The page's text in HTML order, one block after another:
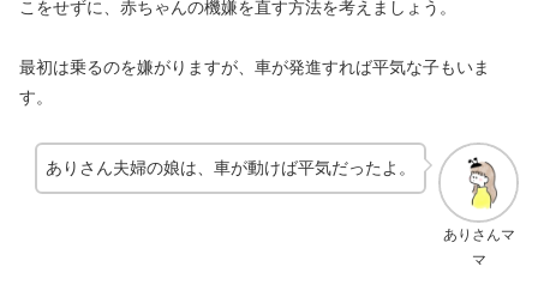
こをせずに、赤ちゃんの機嫌を直す方法を考えましょう。
最初は乗るのを嫌がりますが、車が発進すれば平気な子もいま
す。
ありさんマ
マ
ありさん夫婦の娘は、車が動けば平気だったよ。